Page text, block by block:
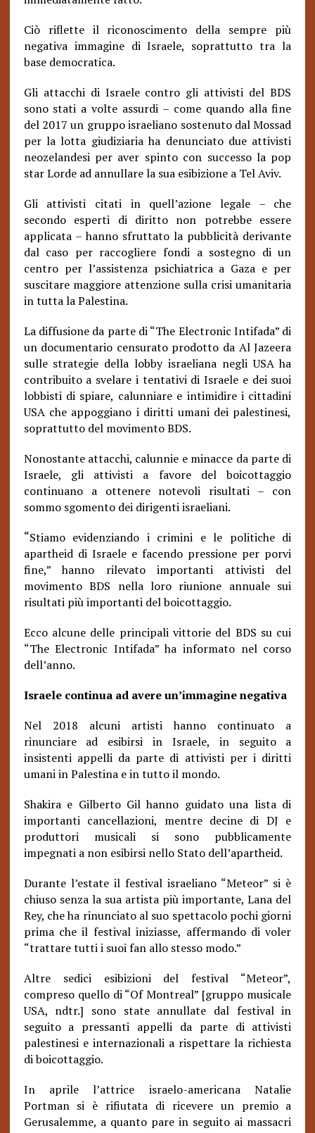
Ciò riflette il riconoscimento della sempre più
negativa immagine di Israele, soprattutto tra la
base democratica.
Gli attacchi di Israele contro gli attivisti del BDS
sono stati a volte assurdi – come quando alla fine
del 2017 un gruppo israeliano sostenuto dal Mossad
per la lotta giudiziaria ha denunciato due attivisti
neozelandesi per aver spinto con successo la pop
star Lorde ad annullare la sua esibizione a Tel Aviv.
Gli attivisti citati in quell’azione legale – che
secondo esperti di diritto non potrebbe essere
applicata – hanno sfruttato la pubblicità derivante
dal caso per raccogliere fondi a sostegno di un
centro per l’assistenza psichiatrica a Gaza e per
suscitare maggiore attenzione sulla crisi umanitaria
in tutta la Palestina.
La diffusione da parte di “The Electronic Intifada” di
un documentario censurato prodotto da Al Jazeera
sulle strategie della lobby israeliana negli USA ha
contribuito a svelare i tentativi di Israele e dei suoi
lobbisti di spiare, calunniare e intimidire i cittadini
USA che appoggiano i diritti umani dei palestinesi,
soprattutto del movimento BDS.
Nonostante attacchi, calunnie e minacce da parte di
Israele, gli attivisti a favore del boicottaggio
continuano a ottenere notevoli risultati – con
sommo sgomento dei dirigenti israeliani.
“Stiamo evidenziando i crimini e le politiche di
apartheid di Israele e facendo pressione per porvi
fine,” hanno rilevato importanti attivisti del
movimento BDS nella loro riunione annuale sui
risultati più importanti del boicottaggio.
Ecco alcune delle principali vittorie del BDS su cui
“The Electronic Intifada” ha informato nel corso
dell’anno.
Israele continua ad avere un’immagine negativa
Nel 2018 alcuni artisti hanno continuato a
rinunciare ad esibirsi in Israele, in seguito a
insistenti appelli da parte di attivisti per i diritti
umani in Palestina e in tutto il mondo.
Shakira e Gilberto Gil hanno guidato una lista di
importanti cancellazioni, mentre decine di DJ e
produttori musicali si sono pubblicamente
impegnati a non esibirsi nello Stato dell’apartheid.
Durante l’estate il festival israeliano “Meteor” si è
chiuso senza la sua artista più importante, Lana del
Rey, che ha rinunciato al suo spettacolo pochi giorni
prima che il festival iniziasse, affermando di voler
“trattare tutti i suoi fan allo stesso modo.”
Altre sedici esibizioni del festival “Meteor”,
compreso quello di “Of Montreal” [gruppo musicale
USA, ndtr.] sono state annullate dal festival in
seguito a pressanti appelli da parte di attivisti
palestinesi e internazionali a rispettare la richiesta
di boicottaggio.
In aprile l’attrice israelo-americana Natalie
Portman si è rifiutata di ricevere un premio a
Gerusalemme, a quanto pare in seguito ai massacri